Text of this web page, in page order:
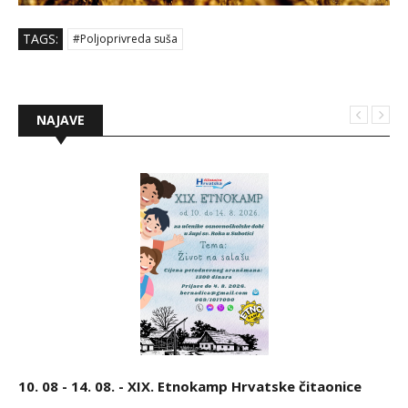
TAGS: #Poljoprivreda suša
NAJAVE
10. 08 - 14. 08. - XIX. Etnokamp Hrvatske čitaonice
25. 07. - 16. 08. - Proštenja u svetištu Gospe Tekijske
15. 05. - 26. 09. - Tavankutsko kulturno lito